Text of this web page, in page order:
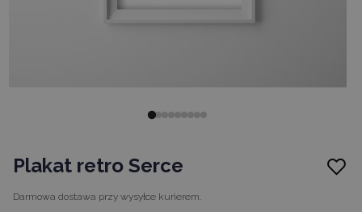
Plakat retro Serce
Darmowa dostawa przy wysyłce kurierem.